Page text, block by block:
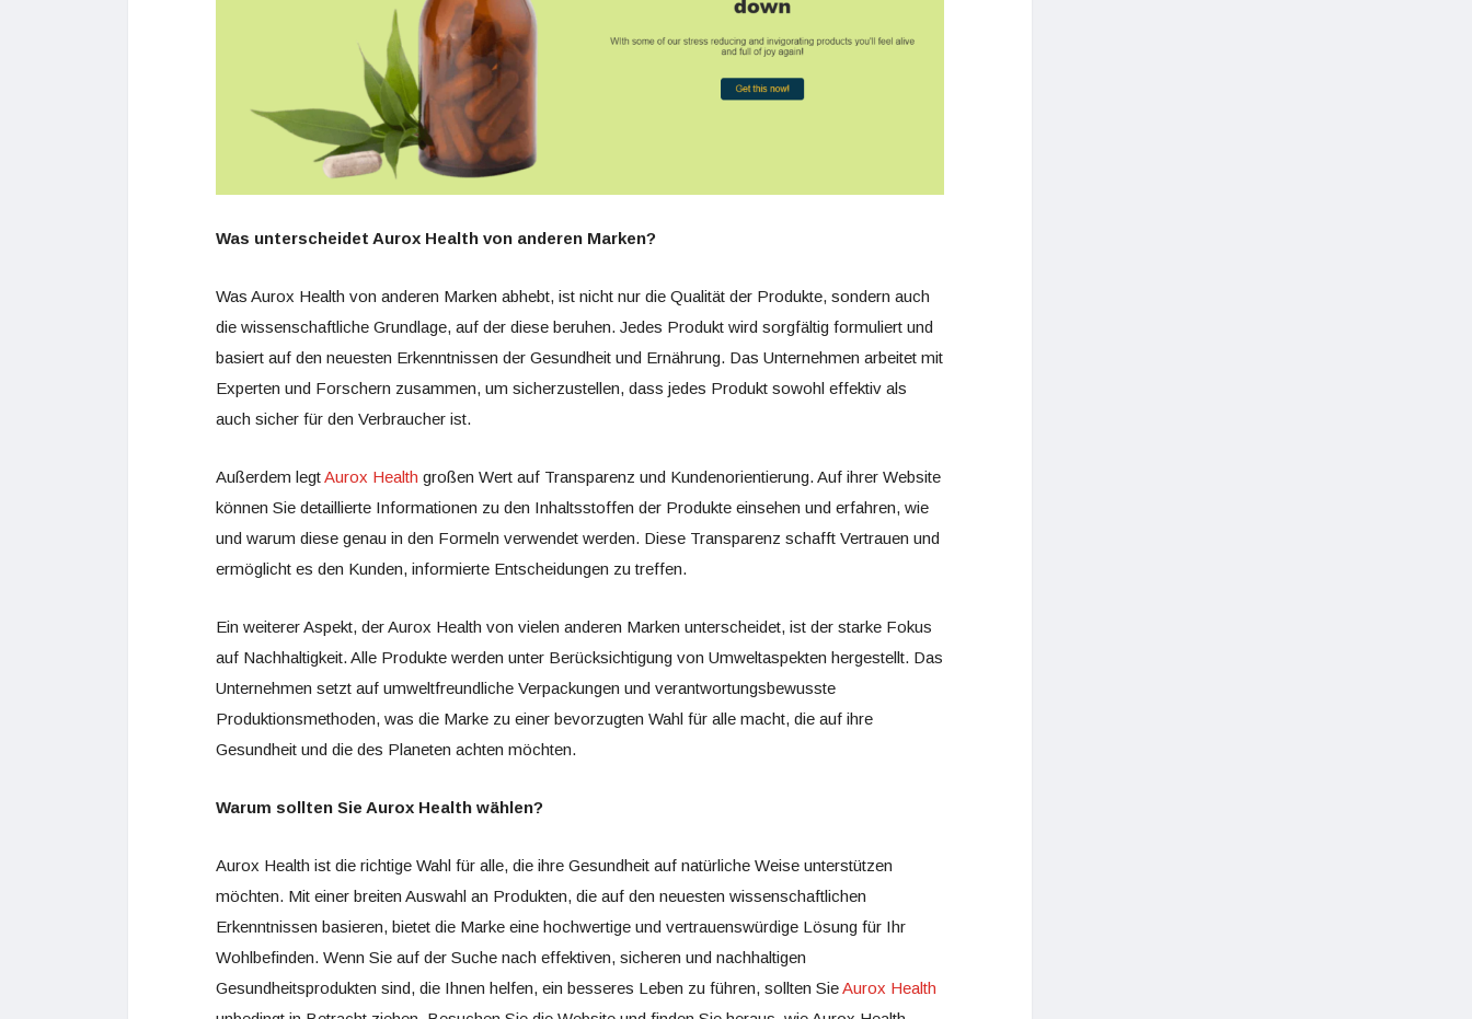
Was unterscheidet Aurox Health von anderen Marken?
Was Aurox Health von anderen Marken abhebt, ist nicht nur die Qualität der Produkte, sondern auch
die wissenschaftliche Grundlage, auf der diese beruhen. Jedes Produkt wird sorgfältig formuliert und
basiert auf den neuesten Erkenntnissen der Gesundheit und Ernährung. Das Unternehmen arbeitet mit
Experten und Forschern zusammen, um sicherzustellen, dass jedes Produkt sowohl effektiv als
auch sicher für den Verbraucher ist.
Außerdem legtAurox Health großen Wert auf Transparenz und Kundenorientierung. Auf ihrer Website
können Sie detaillierte Informationen zu den Inhaltsstoffen der Produkte einsehen und erfahren, wie
und warum diese genau in den Formeln verwendet werden. Diese Transparenz schafft Vertrauen und
ermöglicht es den Kunden, informierte Entscheidungen zu treffen.
Ein weiterer Aspekt, der Aurox Health von vielen anderen Marken unterscheidet, ist der starke Fokus
auf Nachhaltigkeit. Alle Produkte werden unter Berücksichtigung von Umweltaspekten hergestellt. Das
Unternehmen setzt auf umweltfreundliche Verpackungen und verantwortungsbewusste
Produktionsmethoden, was die Marke zu einer bevorzugten Wahl für alle macht, die auf ihre
Gesundheit und die des Planeten achten möchten.
Warum sollten Sie Aurox Health wählen?
Aurox Health ist die richtige Wahl für alle, die ihre Gesundheit auf natürliche Weise unterstützen
möchten. Mit einer breiten Auswahl an Produkten, die auf den neuesten wissenschaftlichen
Erkenntnissen basieren, bietet die Marke eine hochwertige und vertrauenswürdige Lösung für Ihr
Wohlbefinden. Wenn Sie auf der Suche nach effektiven, sicheren und nachhaltigen
Gesundheitsprodukten sind, die Ihnen helfen, ein besseres Leben zu führen, sollten SieAurox Health